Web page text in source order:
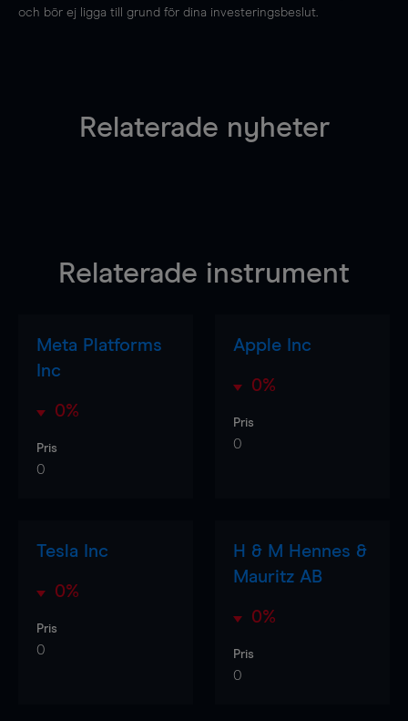
och bör ej ligga till grund för dina investeringsbeslut.
Relaterade nyheter
Relaterade instrument
Meta Platforms
Inc
0%
Pris
0
Apple Inc
0%
Pris
0
Tesla Inc
0%
Pris
0
H & M Hennes &
Mauritz AB
0%
Pris
0